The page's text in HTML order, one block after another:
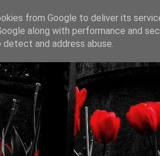
ECONOMICE
de reflecţii, informaţii şi opinii economice
from Google to deliver its
along with performance and
and address abuse.